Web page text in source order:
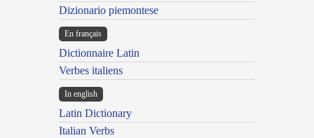
Dizionario piemontese
En français
Dictionnaire Latin
Verbes italiens
In english
Latin Dictionary
Italian Verbs